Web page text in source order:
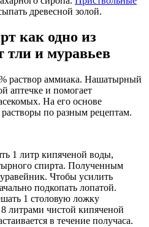
древесной золой.
как одно из
тли и муравьев
раствор аммиака. Нашатырный
аптечке и помогает
На его основе
по разным рецептам.
1 литр кипяченой воды,
спирта. Полученным
Чтобы усилить
подкопать лопатой.
1 столовую ложку
литрами чистой кипяченой
в течение получаса.